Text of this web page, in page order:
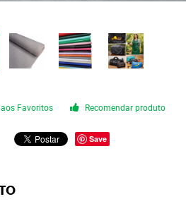
Favoritos Recomendar produto
Save